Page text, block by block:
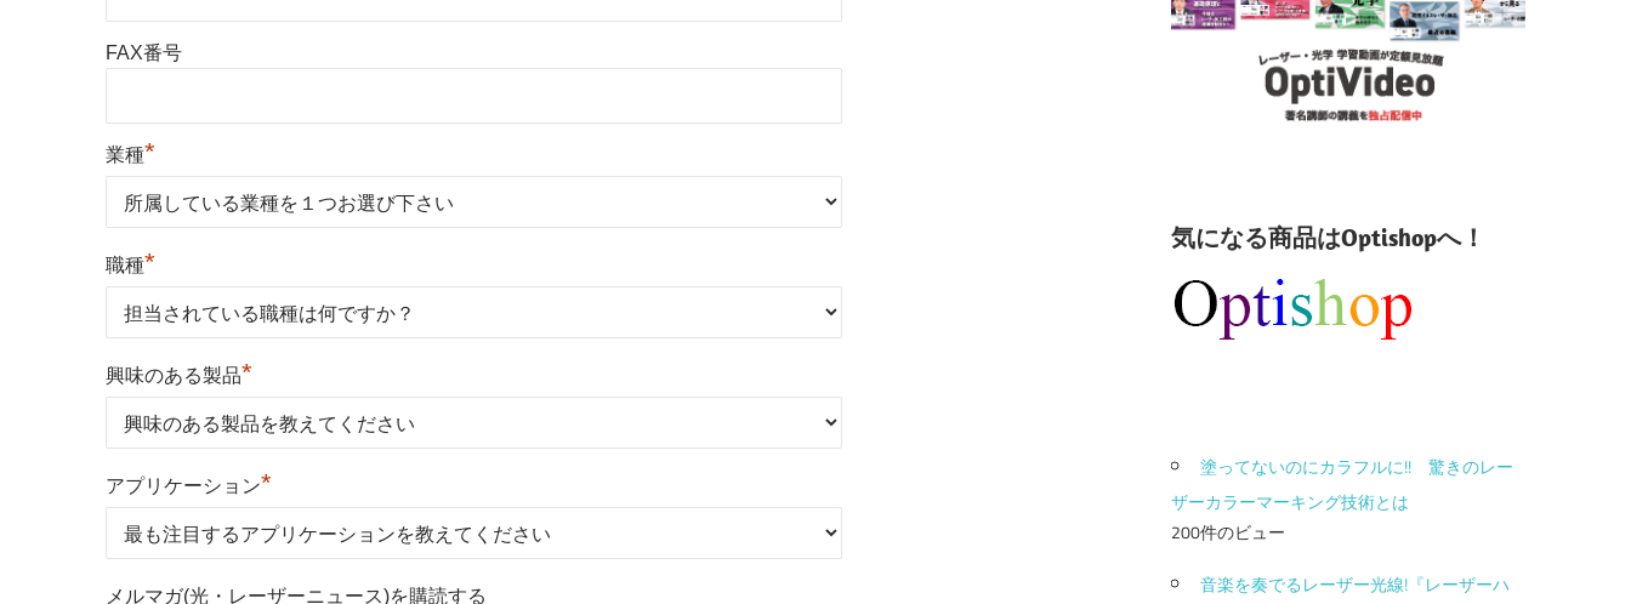
FAX番号
業種*
職種*
興味のある製品*
アプリケーション*
メルマガ(光・レーザーニュース)を購読する
気になる商品はOptishopへ！
塗ってないのにカラフルに!! 驚きのレー
ザーカラーマーキング技術とは
200件のビュー
音楽を奏でるレーザー光線!『レーザーハ